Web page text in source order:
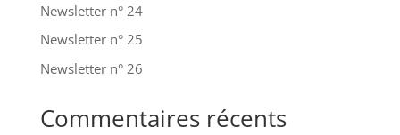
Newsletter n° 24
Newsletter n° 25
Newsletter n° 26
Commentaires récents